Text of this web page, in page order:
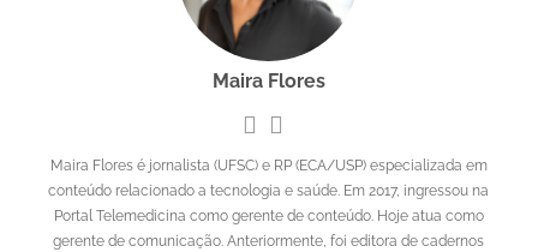
Maira Flores
Maira Flores é jornalista (UFSC) e RP (ECA/USP) especializada em
conteúdo relacionado a tecnologia e saúde. Em 2017, ingressou na
Portal Telemedicina como gerente de conteúdo. Hoje atua como
gerente de comunicação. Anteriormente, foi editora de cadernos